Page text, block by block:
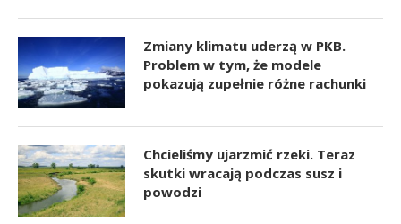
Zmiany klimatu uderzą w PKB.
Problem w tym, że modele
pokazują zupełnie różne rachunki
Chcieliśmy ujarzmić rzeki. Teraz
skutki wracają podczas susz i
powodzi